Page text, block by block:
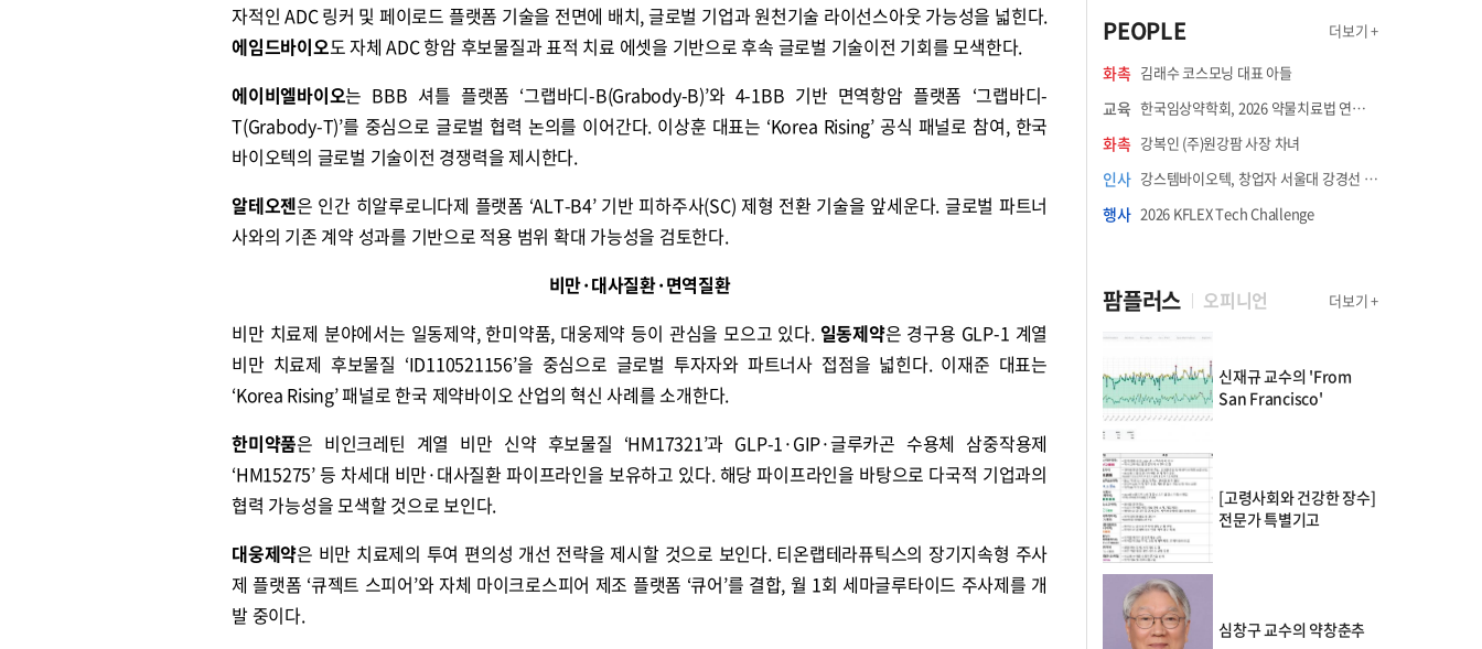
자적인 ADC 링커 및 페이로드 플랫폼 기술을 전면에 배치, 글로벌 기업과 원천기술 라이선스아웃 가능성을 넓힌다.
에임드바이오도 자체 ADC 항암 후보물질과 표적 치료 에셋을 기반으로 후속 글로벌 기술이전 기회를 모색한다.
에이비엘바이오는 BBB 셔틀 플랫폼 ‘그랩바디-B(Grabody-B)’와 4-1BB 기반 면역항암 플랫폼 ‘그랩바디-
T(Grabody-T)’를 중심으로 글로벌 협력 논의를 이어간다. 이상훈 대표는 ‘Korea Rising’ 공식 패널로 참여, 한국
바이오텍의 글로벌 기술이전 경쟁력을 제시한다.
알테오젠은 인간 히알루로니다제 플랫폼 ‘ALT-B4’ 기반 피하주사(SC) 제형 전환 기술을 앞세운다. 글로벌 파트너
사와의 기존 계약 성과를 기반으로 적용 범위 확대 가능성을 검토한다.
비만·대사질환·면역질환
비만 치료제 분야에서는 일동제약, 한미약품, 대웅제약 등이 관심을 모으고 있다. 일동제약은 경구용 GLP-1 계열
비만 치료제 후보물질 ‘ID110521156’을 중심으로 글로벌 투자자와 파트너사 접점을 넓힌다. 이재준 대표는
‘Korea Rising’ 패널로 한국 제약바이오 산업의 혁신 사례를 소개한다.
한미약품은 비인크레틴 계열 비만 신약 후보물질 ‘HM17321’과 GLP-1·GIP·글루카곤 수용체 삼중작용제
‘HM15275’ 등 차세대 비만·대사질환 파이프라인을 보유하고 있다. 해당 파이프라인을 바탕으로 다국적 기업과의
협력 가능성을 모색할 것으로 보인다.
대웅제약은 비만 치료제의 투여 편의성 개선 전략을 제시할 것으로 보인다. 티온랩테라퓨틱스의 장기지속형 주사
제 플랫폼 ‘큐젝트 스피어’와 자체 마이크로스피어 제조 플랫폼 ‘큐어’를 결합, 월 1회 세마글루타이드 주사제를 개
발 중이다.
PEOPLE 더보기 +
화촉 김래수 코스모닝 대표 아들
교육 한국임상약학회, 2026 약물치료법 연수강좌 8월 21일 개최
화촉 강복인 (주)원강팜 사장 차녀
인사 강스템바이오텍, 창업자 서울대 강경선 교수 최고과학책임자 선임
행사 2026 KFLEX Tech Challenge
팜플러스 오피니언 더보기 +
신재규 교수의 'From
San Francisco'
[고령사회와 건강한 장수]
전문가 특별기고
심창구 교수의 약창춘추